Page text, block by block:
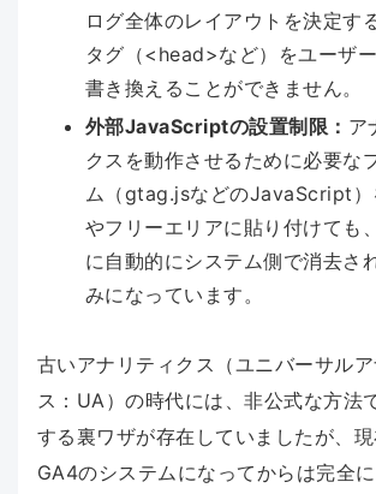
ログ全体のレイアウトを決定す
タグ（<head>など）をユーザ
書き換えることができません。
外部JavaScriptの設置制限： ア
クスを動作させるために必要な
ム（gtag.jsなどのJavaScript）
やフリーエリアに貼り付けても
に自動的にシステム側で消去さ
みになっています。
古いアナリティクス（ユニバーサル
ス：UA）の時代には、非公式な方法
する裏ワザが存在していましたが、
GA4のシステムになってからは完全